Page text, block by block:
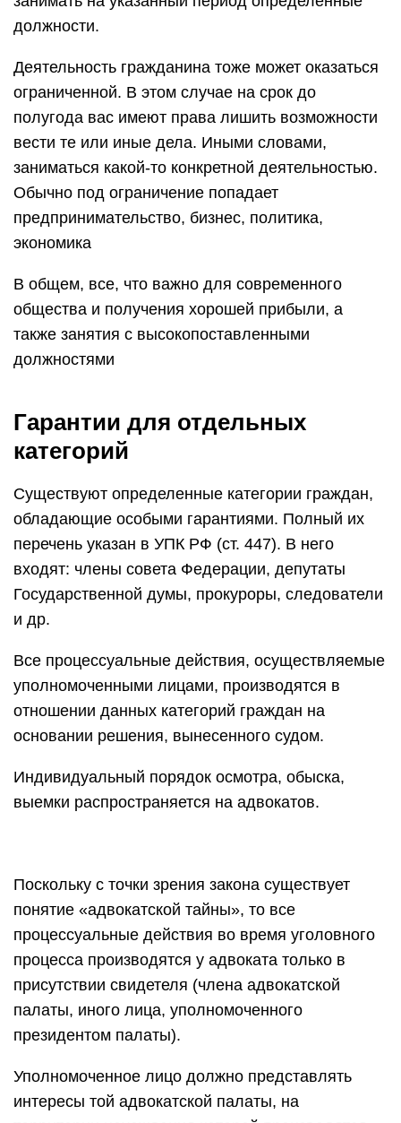
должности.
Деятельность гражданина тоже может оказаться
ограниченной. В этом случае на срок до
полугода вас имеют права лишить возможности
вести те или иные дела. Иными словами,
заниматься какой-то конкретной деятельностью.
Обычно под ограничение попадает
предпринимательство, бизнес, политика,
экономика
В общем, все, что важно для современного
общества и получения хорошей прибыли, а
также занятия с высокопоставленными
должностями
Гарантии для отдельных
категорий
Существуют определенные категории граждан,
обладающие особыми гарантиями. Полный их
перечень указан в УПК РФ (ст. 447). В него
входят: члены совета Федерации, депутаты
Государственной думы, прокуроры, следователи
и др.
Все процессуальные действия, осуществляемые
уполномоченными лицами, производятся в
отношении данных категорий граждан на
основании решения, вынесенного судом.
Индивидуальный порядок осмотра, обыска,
выемки распространяется на адвокатов.
Поскольку с точки зрения закона существует
понятие «адвокатской тайны», то все
процессуальные действия во время уголовного
процесса производятся у адвоката только в
присутствии свидетеля (члена адвокатской
палаты, иного лица, уполномоченного
президентом палаты).
Уполномоченное лицо должно представлять
интересы той адвокатской палаты, на